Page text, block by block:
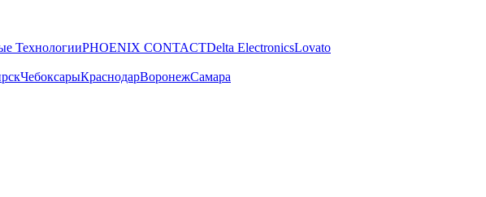
ТехнологииPHOENIX CONTACTDelta ElectronicsLovato
ЧебоксарыКраснодарВоронежСамара